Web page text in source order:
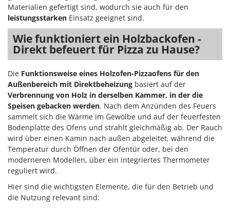
Materialien gefertigt sind, wodurch sie auch für den
leistungsstarken Einsatz geeignet sind.
Wie funktioniert ein Holzbackofen -
Direkt befeuert für Pizza zu Hause?
Die Funktionsweise eines Holzofen-Pizzaofens für den
Außenbereich mit Direktbeheizung basiert auf der
Verbrennung von Holz in derselben Kammer, in der die
Speisen gebacken werden. Nach dem Anzünden des Feuers
sammelt sich die Wärme im Gewölbe und auf der feuerfesten
Bodenplatte des Ofens und strahlt gleichmäßig ab. Der Rauch
wird über einen Kamin nach außen abgeleitet, während die
Temperatur durch Öffnen der Ofentür oder, bei den
moderneren Modellen, über ein integriertes Thermometer
reguliert wird.
Hier sind die wichtigsten Elemente, die für den Betrieb und
die Nutzung relevant sind: